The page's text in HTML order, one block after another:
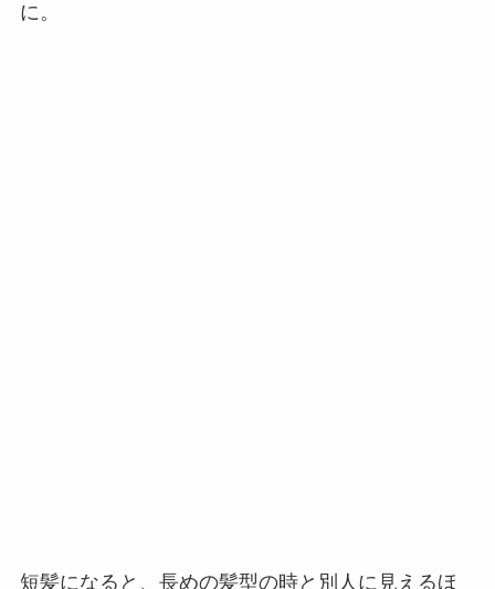
に。
短髪になると、長めの髪型の時と別人に見えるほ